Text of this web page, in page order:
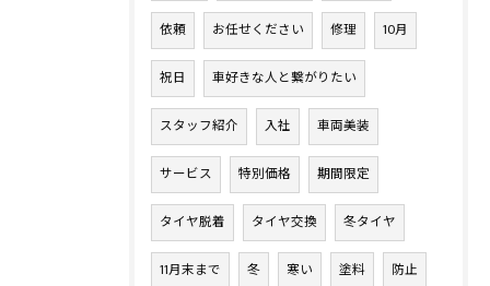
依頼 お任せください 修理 10月
祝日 車好きな人と繋がりたい
スタッフ紹介 入社 車両美装
サービス 特別価格 期間限定
タイヤ脱着 タイヤ交換 冬タイヤ
11月末まで 冬 寒い 塗料 防止